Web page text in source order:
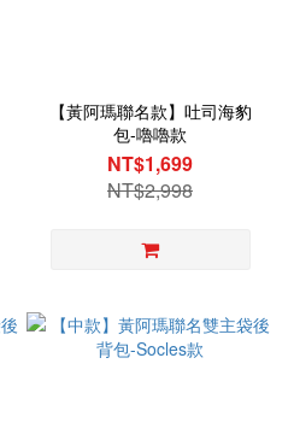
【黃阿瑪聯名款】吐司海豹
包-嚕嚕款
NT$1,699
NT$2,998